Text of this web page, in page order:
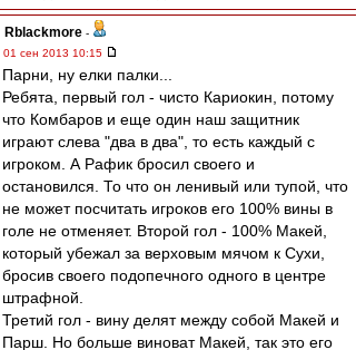
Rblackmore -
01 сен 2013 10:15
Парни, ну елки палки...
Ребята, первый гол - чисто Кариокин, потому
что Комбаров и еще один наш защитник
играют слева "два в два", то есть каждый с
игроком. А Рафик бросил своего и
остановился. То что он ленивый или тупой, что
не может посчитать игроков его 100% вины в
голе не отменяет. Второй гол - 100% Макей,
который убежал за верховым мячом к Сухи,
бросив своего подопечного одного в центре
штрафной.
Третий гол - вину делят между собой Макей и
Парш. Но больше виноват Макей, так это его